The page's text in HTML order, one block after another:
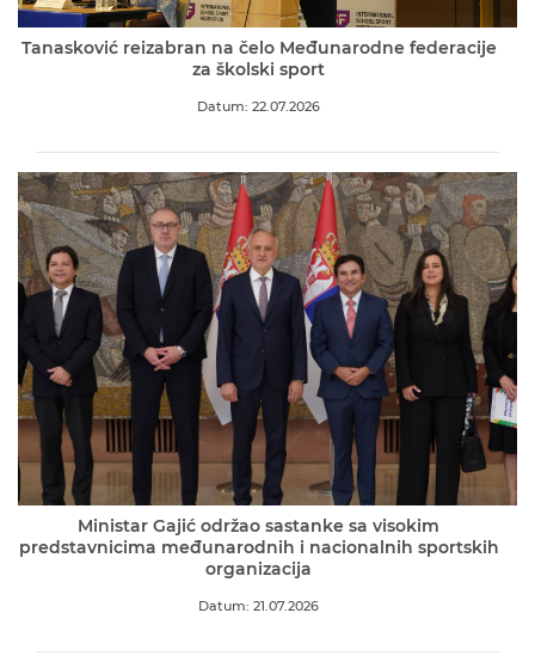
Tanasković reizabran na čelo Međunarodne federacije
za školski sport
Datum: 22.07.2026
Ministar Gajić održao sastanke sa visokim
predstavnicima međunarodnih i nacionalnih sportskih
organizacija
Datum: 21.07.2026